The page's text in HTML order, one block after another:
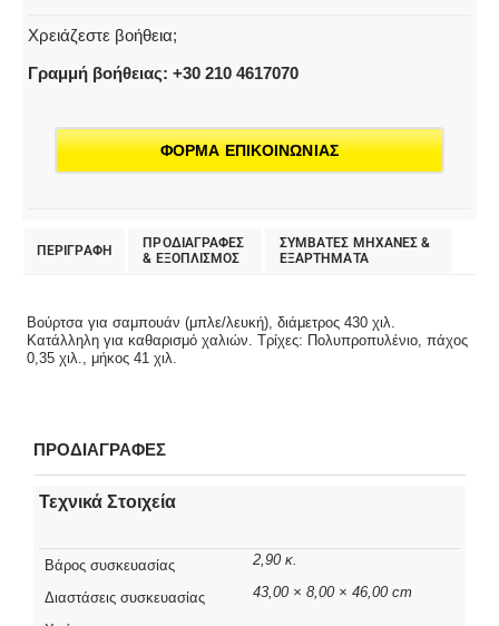
430
ποσότητα
Χρειάζεστε βοήθεια;
Γραμμή βοήθειας: +30 210 4617070
ΦΟΡΜΑ ΕΠΙΚΟΙΝΩΝΙΑΣ
ΠΕΡΙΓΡΑΦΗ
ΠΡΟΔΙΑΓΡΑΦΕΣ
& EΞΟΠΛΙΣΜΟΣ
ΣΥΜΒΑΤΕΣ ΜΗΧΑΝΕΣ &
ΕΞΑΡΤΗΜΑΤΑ
Βούρτσα για σαμπουάν (μπλε/λευκή), διάμετρος 430 χιλ.
Κατάλληλη για καθαρισμό χαλιών. Τρίχες: Πολυπροπυλένιο, πάχος
0,35 χιλ., μήκος 41 χιλ.
ΠΡΟΔΙΑΓΡΑΦΕΣ
Τεχνικά Στοιχεία
Βάρος συσκευασίας 2,90 κ.
Διαστάσεις συσκευασίας 43,00 × 8,00 × 46,00 cm